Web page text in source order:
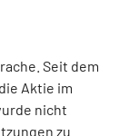
Seit dem
Aktie im
nicht
zu